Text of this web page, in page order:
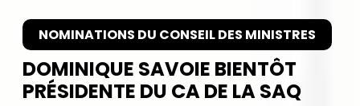
NOMINATIONS DU CONSEIL DES MINISTRES
DOMINIQUE SAVOIE BIENTÔT
PRÉSIDENTE DU CA DE LA SAQ